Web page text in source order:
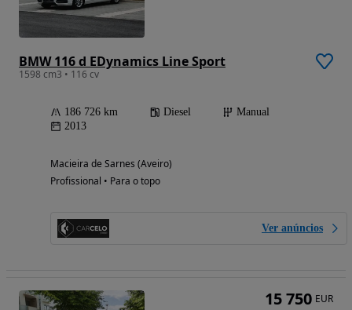
BMW 116 d EDynamics Line Sport
1598 cm3 • 116 cv
186 726 km Diesel
Manual
2013
Macieira de Sarnes (Aveiro)
Profissional • Para o topo
Ver anúncios
15 750 EUR